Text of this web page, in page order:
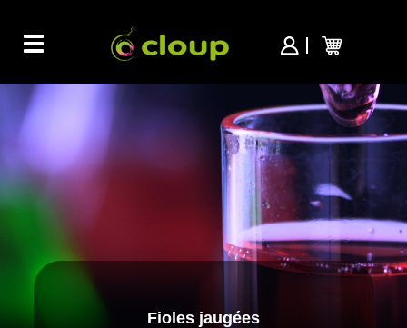
Toggle
navigation
Fioles jaugées